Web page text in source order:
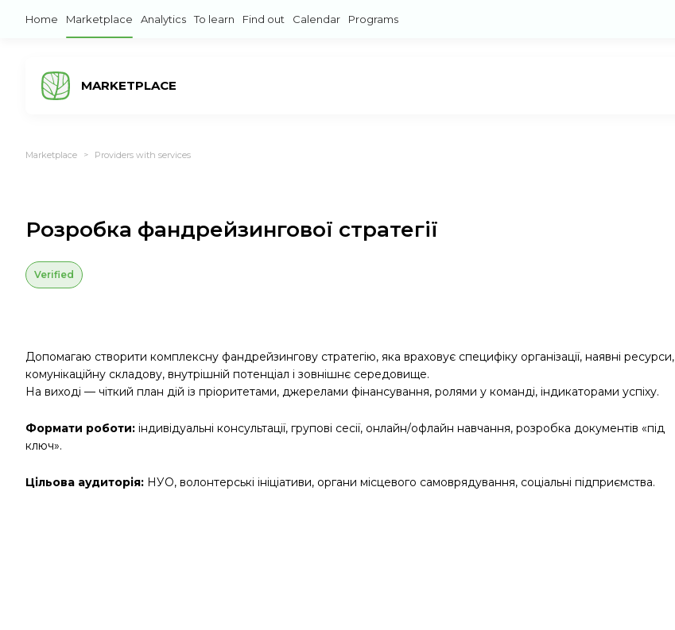
Home Marketplace Analytics To learn Find out Calendar Programs
MARKETPLACE
Marketplace > Providers with services
Розробка фандрейзингової стратегії
Verified
Допомагаю створити комплексну фандрейзингову стратегію, яка враховує специфіку організації, наявні ресурси,
комунікаційну складову, внутрішній потенціал і зовнішнє середовище.
На виході — чіткий план дій із пріоритетами, джерелами фінансування, ролями у команді, індикаторами успіху.
Формати роботи: індивідуальні консультації, групові сесії, онлайн/офлайн навчання, розробка документів «під
ключ».
Цільова аудиторія: НУО, волонтерські ініціативи, органи місцевого самоврядування, соціальні підприємства.